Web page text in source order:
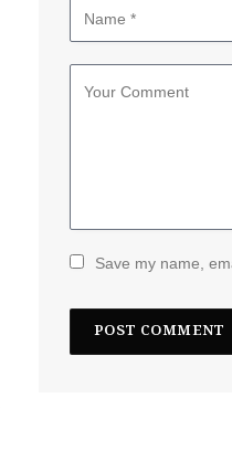
Save my name,